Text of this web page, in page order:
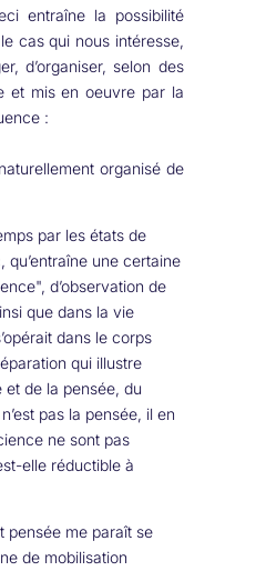
entraîne la possibilité
cas qui nous intéresse,
d’organiser, selon des
et mis en oeuvre par la
:
organisé de
par les états de
une certaine
d’observation de
que dans la vie
dans le corps
qui illustre
et de la pensée, du
pas la pensée, il en
ne sont pas
elle réductible à
pensée me paraît se
de mobilisation